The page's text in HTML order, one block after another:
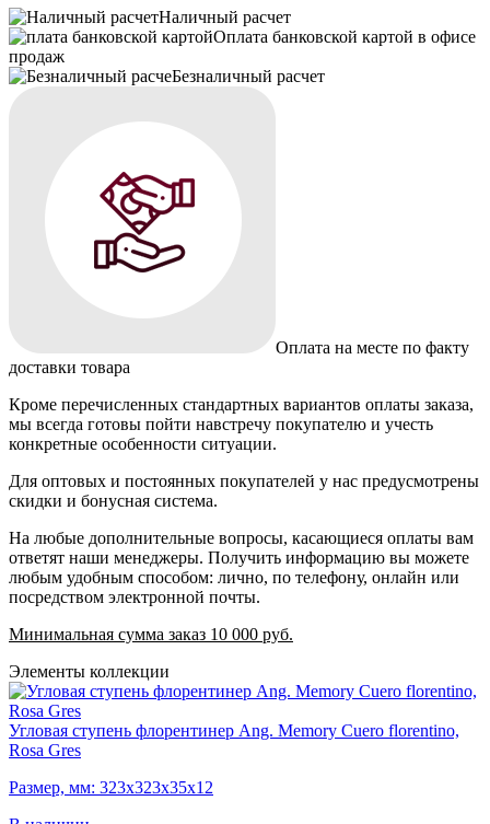
Наличный расчет
Оплата банковской картой в офисе
продаж
Безналичный расчет
Оплата на месте по факту
доставки товара
Кроме перечисленных стандартных вариантов оплаты заказа,
мы всегда готовы пойти навстречу покупателю и учесть
конкретные особенности ситуации.
Для оптовых и постоянных покупателей у нас предусмотрены
скидки и бонусная система.
На любые дополнительные вопросы, касающиеся оплаты вам
ответят наши менеджеры. Получить информацию вы можете
любым удобным способом: лично, по телефону, онлайн или
посредством электронной почты.
Минимальная сумма заказ 10 000 руб.
Элементы коллекции
Угловая ступень флорентинер Ang. Memory Cuero florentino,
Rosa Gres
Размер, мм: 323х323х35х12